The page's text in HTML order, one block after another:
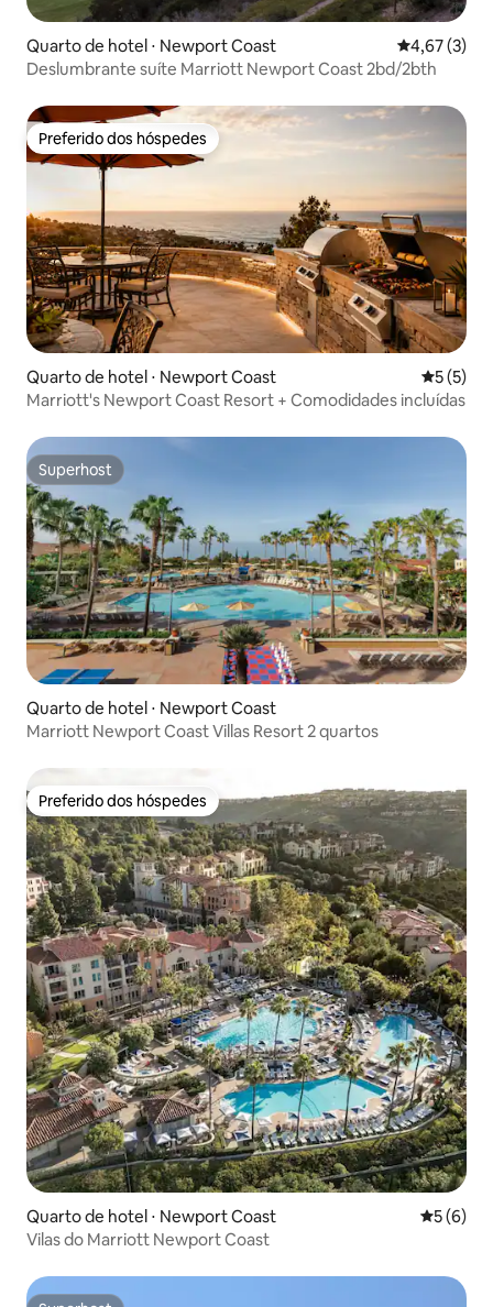
Quarto de hotel ⋅ Newport Coast 4,67 de
4,67 (3)
Deslumbrante suíte Marriott Newport Coast 2bd/2bth
Preferido dos hóspedes
Preferido dos hóspedes
Quarto de hotel ⋅ Newport Coast 5 de
5 (5)
Marriott's Newport Coast Resort + Comodidades incluídas
Superhost
Superhost
Quarto de hotel ⋅ Newport Coast
Marriott Newport Coast Villas Resort 2 quartos
Preferido dos hóspedes
Preferido dos hóspedes
Quarto de hotel ⋅ Newport Coast 5 de
5 (6)
Vilas do Marriott Newport Coast